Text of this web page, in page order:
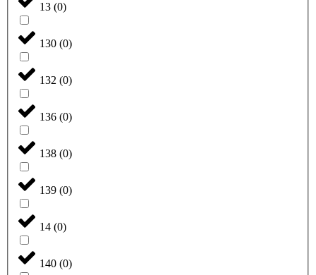
13 (0)
130 (0)
132 (0)
136 (0)
138 (0)
139 (0)
14 (0)
140 (0)